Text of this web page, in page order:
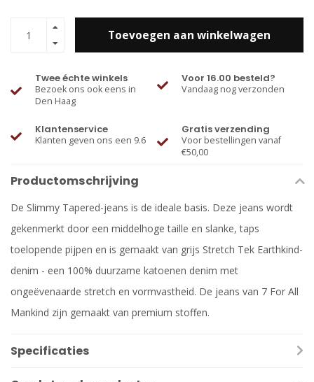
Toevoegen aan winkelwagen
Twee échte winkels
Bezoek ons ook eens in
Den Haag
Voor 16.00 besteld?
Vandaag nog verzonden
Klantenservice
Klanten geven ons een 9.6
Gratis verzending
Voor bestellingen vanaf
€50,00
Productomschrijving
De Slimmy Tapered-jeans is de ideale basis. Deze jeans wordt
gekenmerkt door een middelhoge taille en slanke, taps
toelopende pijpen en is gemaakt van grijs Stretch Tek Earthkind-
denim - een 100% duurzame katoenen denim met
ongeëvenaarde stretch en vormvastheid. De jeans van 7 For All
Mankind zijn gemaakt van premium stoffen.
Specificaties